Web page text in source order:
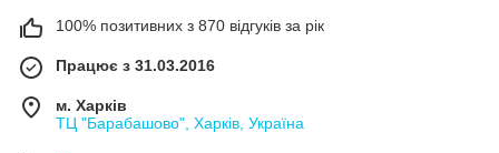
100% позитивних з 870 відгуків за рік
Працює з 31.03.2016
м. Харків
ТЦ "Барабашово", Харків, Україна